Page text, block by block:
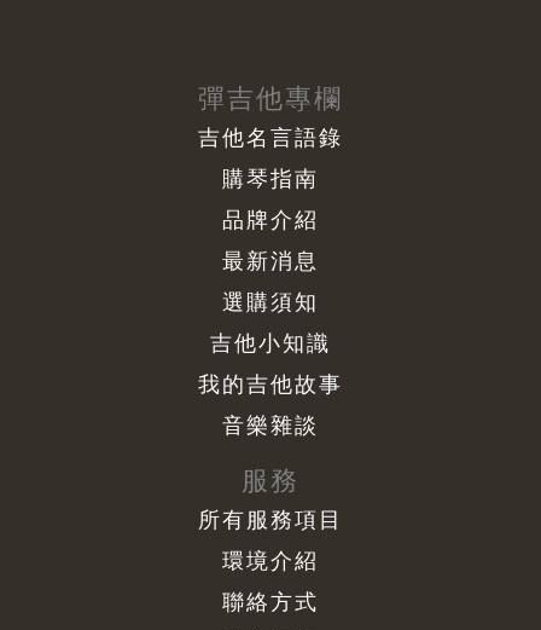
彈吉他專欄
吉他名言語錄
購琴指南
品牌介紹
最新消息
選購須知
吉他小知識
我的吉他故事
音樂雜談
服務
所有服務項目
環境介紹
聯絡方式